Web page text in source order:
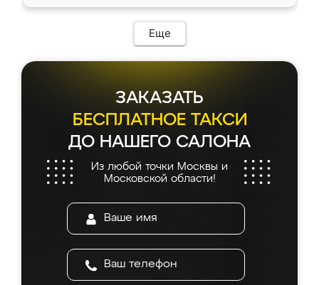
Еще
ЗАКАЗАТЬ
БЕСПЛАТНОЕ ТАКСИ
ДО НАШЕГО САЛОНА
Из любой точки Москвы и
Московской области!